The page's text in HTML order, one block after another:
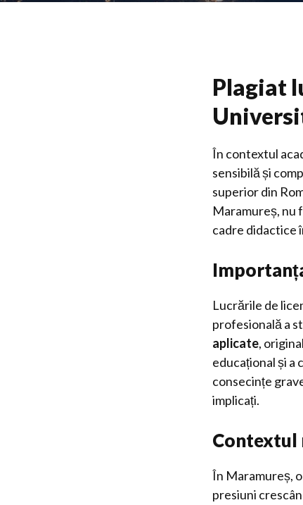
Plagiat
În contextul
sensibilă și
superior din
Maramureș, nu
cadre didactice
Lucrările de
profesională a
aplicate,
educațional și a
consecințe
implicați.
Contextul
În Maramureș,
presiuni